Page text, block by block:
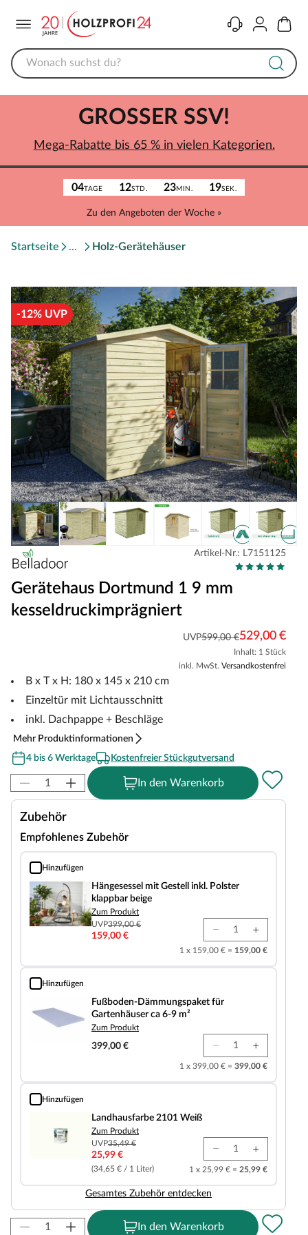
KontaktKonto
04TAGE 12STD. 23MIN. 19SEK.
Zu den Angeboten der Woche »
GROSSER SSV!
Mega-Rabatte bis 65 % in vielen Kategorien.
Startseite Holz-Gerätehäuser
-12% UVP
Artikel-Nr.: L7151125
Gerätehaus Dortmund 1 9 mm
kesseldruckimprägniert
UVP599,00 €529,00 €
Inhalt: 1 Stück
inkl. MwSt. Versandkostenfrei
B x T x H: 180 x 145 x 210 cm
Einzeltür mit Lichtausschnitt
inkl. Dachpappe + Beschläge
Mehr Produktinformationen
4 bis 6 Werktage
Kostenfreier Stückgutversand
In den Warenkorb
Zubehör
Empfohlenes Zubehör
Hinzufügen
Hängesessel mit Gestell inkl. Polster klappbar beige
Hängesessel mit Gestell inkl. Polster
klappbar beige
Zum Produkt
UVP399,00 €
159,00 €
1 x 159,00 € = 159,00 €
Hinzufügen
Fußboden-Dämmungspaket für Gartenhäuser ca 6-9 m²
Fußboden-Dämmungspaket für
Gartenhäuser ca 6-9 m²
Zum Produkt
399,00 €
1 x 399,00 € = 399,00 €
Hinzufügen
Landhausfarbe 2101 Weiß
Landhausfarbe 2101 Weiß
Zum Produkt
UVP35,49 €
25,99 €
(34,65 € / 1 Liter) 1 x 25,99 € = 25,99 €
Gesamtes Zubehör entdecken
In den Warenkorb